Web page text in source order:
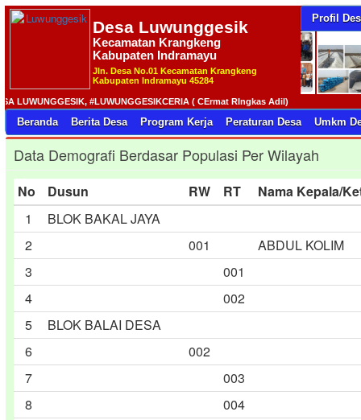
Profil
Desa Luwunggesik
Kecamatan Krangkeng
Kabupaten Indramayu
Jln. Desa No.01 Kecamatan Krangkeng
Kabupaten Indramayu 45284
#LUWUNGGESIKCERIA ( CErmat RIngkas Adil)
Beranda Berita Desa Program Kerja Peraturan Desa Umkm
Data Demografi Berdasar Populasi Per Wilayah
No Dusun RW RT
Nama Kepala/
1
BLOK BAKAL JAYA
2
001
ABDUL KOLIM
3
001
4
002
5
BLOK BALAI DESA
6
002
7
003
8
004